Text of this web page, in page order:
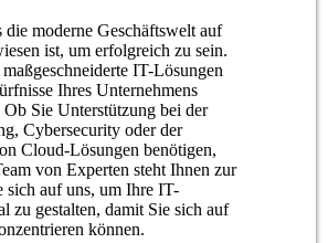
die moderne Geschäftswelt auf
ist, um erfolgreich zu sein.
IT-Lösungen
Ihres Unternehmens
Sie Unterstützung bei der
Cybersecurity oder der
Cloud-Lösungen benötigen,
von Experten steht Ihnen zur
sich auf uns, um Ihre IT-
zu gestalten, damit Sie sich auf
können.